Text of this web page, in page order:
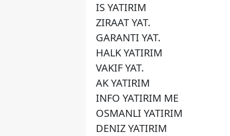
IS YATIRIM
ZIRAAT YAT.
GARANTI YAT.
HALK YATIRIM
VAKIF YAT.
AK YATIRIM
INFO YATIRIM ME
OSMANLI YATIRIM
DENIZ YATIRIM